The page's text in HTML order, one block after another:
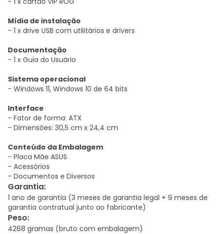
Mídia de instalação
- 1 x drive USB com utilitários e drivers
Documentação
- 1 x Guia do Usuário
Sistema operacional
- Windows 11, Windows 10 de 64 bits
Interface
- Fator de forma: ATX
- Dimensões: 30,5 cm x 24,4 cm
Conteúdo da Embalagem
- Placa Mãe ASUS
- Acessórios
- Documentos e Diversos
Garantia:
1 ano de garantia (3 meses de garantia legal + 9 meses de
garantia contratual junto ao fabricante)
Peso:
4268 gramas (bruto com embalagem)